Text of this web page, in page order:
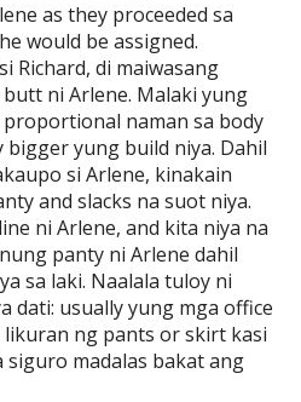
as they proceeded sa
would be assigned.
Richard, di maiwasang
ni Arlene. Malaki yung
naman sa body
bigger yung build niya. Dahil
si Arlene, kinakain
and slacks na suot niya.
ni Arlene, and kita niya na
panty ni Arlene dahil
sa laki. Naalala tuloy ni
dati: usually yung mga office
ng pants or skirt kasi
madalas bakat ang